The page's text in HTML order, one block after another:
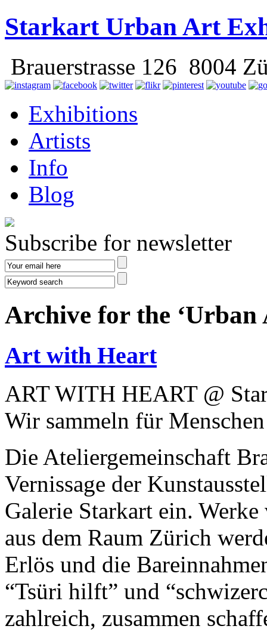
Starkart Urban Art
Brauerstrasse 126 8004
Exhibitions
Artists
Info
Blog
Subscribe for newsletter
Archive for the ‘Urban
Art with Heart
ART WITH HEART @
Wir sammeln für
Die Ateliergemeinschaft
Vernissage der
Galerie Starkart ein.
aus dem Raum Zürich
Erlös und die
“Tsüri hilft” und
zahlreich, zusammen